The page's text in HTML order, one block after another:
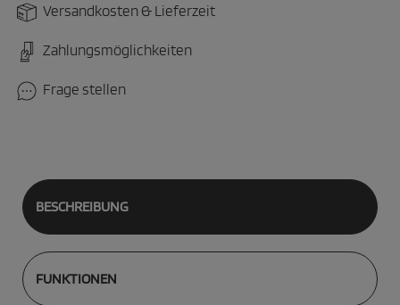
Versandkosten & Lieferzeit
Zahlungsmöglichkeiten
Frage stellen
BESCHREIBUNG
FUNKTIONEN